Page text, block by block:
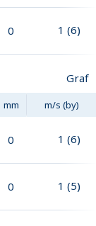
0 1 (6)
Graf
mm m/s (by)
0 1 (6)
0 1 (5)